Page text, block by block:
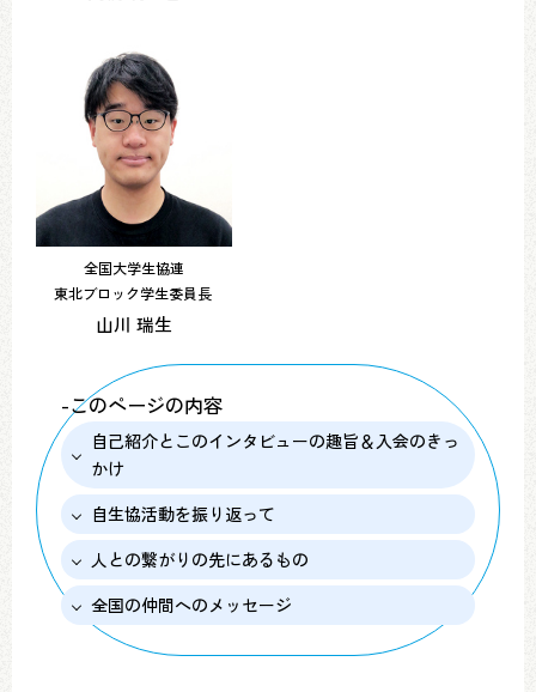
全国大学生協連
東北ブロック学生委員長
山川 瑞生
-このページの内容
自己紹介とこのインタビューの趣旨＆入会のきっ
かけ
自生協活動を振り返って
人との繋がりの先にあるもの
全国の仲間へのメッセージ